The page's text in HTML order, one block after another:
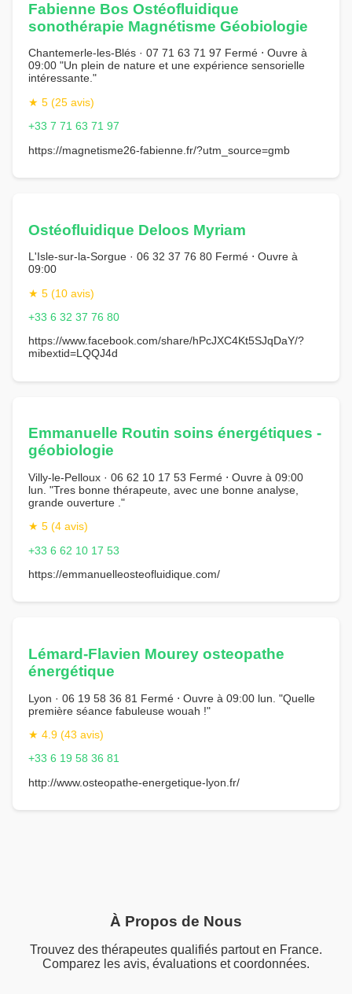
Fabienne Bos Ostéofluidique
sonothérapie Magnétisme Géobiologie
Chantemerle-les-Blés · 07 71 63 71 97 Fermé ⋅ Ouvre à
09:00 "Un plein de nature et une expérience sensorielle
intéressante."
★ 5 (25 avis)
+33 7 71 63 71 97
https://magnetisme26-fabienne.fr/?utm_source=gmb
Ostéofluidique Deloos Myriam
L'Isle-sur-la-Sorgue · 06 32 37 76 80 Fermé ⋅ Ouvre à
09:00
★ 5 (10 avis)
+33 6 32 37 76 80
https://www.facebook.com/share/hPcJXC4Kt5SJqDaY/?
mibextid=LQQJ4d
Emmanuelle Routin soins énergétiques -
géobiologie
Villy-le-Pelloux · 06 62 10 17 53 Fermé ⋅ Ouvre à 09:00
lun. "Tres bonne thérapeute, avec une bonne analyse,
grande ouverture ."
★ 5 (4 avis)
+33 6 62 10 17 53
https://emmanuelleosteofluidique.com/
Lémard-Flavien Mourey osteopathe
énergétique
Lyon · 06 19 58 36 81 Fermé ⋅ Ouvre à 09:00 lun. "Quelle
première séance fabuleuse wouah !"
★ 4.9 (43 avis)
+33 6 19 58 36 81
http://www.osteopathe-energetique-lyon.fr/
À Propos de Nous
Trouvez des thérapeutes qualifiés partout en France.
Comparez les avis, évaluations et coordonnées.